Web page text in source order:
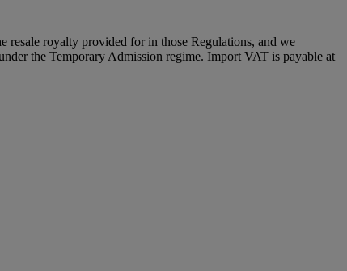
resale royalty provided for in those Regulations, and we
the Temporary Admission regime. Import VAT is payable at